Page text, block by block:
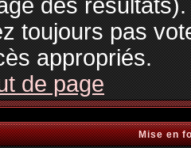
des
toujours pas
appropriés.
de page
Mise en